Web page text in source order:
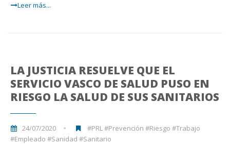
Leer más...
LA JUSTICIA RESUELVE QUE EL
SERVICIO VASCO DE SALUD PUSO EN
RIESGO LA SALUD DE SUS SANITARIOS
24/07/2020
#PRL #Prevención #Riesgo #Trabajo
#Empleado #Sanidad #Sanitario